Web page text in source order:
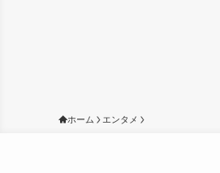
ホーム エンタメ